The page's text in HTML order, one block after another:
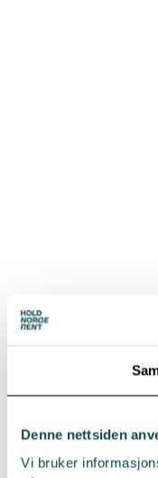
Denne nettsiden
Vi bruker